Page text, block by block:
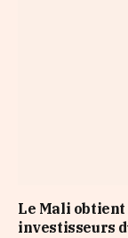
Le Mali obtient
investisseurs